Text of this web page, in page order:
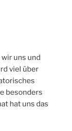
uns und
viel über
besonders
hat uns das